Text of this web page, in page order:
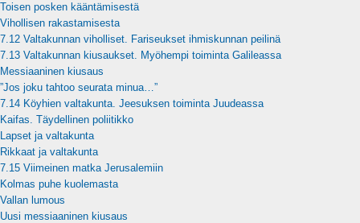
Toisen posken kääntämisestä
Vihollisen rakastamisesta
7.12 Valtakunnan viholliset. Fariseukset ihmiskunnan peilinä
7.13 Valtakunnan kiusaukset. Myöhempi toiminta Galileassa
Messiaaninen kiusaus
”Jos joku tahtoo seurata minua…”
7.14 Köyhien valtakunta. Jeesuksen toiminta Juudeassa
Kaifas. Täydellinen poliitikko
Lapset ja valtakunta
Rikkaat ja valtakunta
7.15 Viimeinen matka Jerusalemiin
Kolmas puhe kuolemasta
Vallan lumous
Uusi messiaaninen kiusaus